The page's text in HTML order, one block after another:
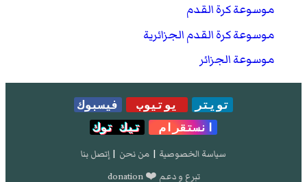
موسوعة كرة القدم
موسوعة كرة القدم الجزائرية
موسوعة الجزائر
تويتر يوتيوب
فيسبوك
انستقرام
تيك توك
سياسة الخصوصية | من نحن | إتصل بنا
تبرع و دعم ❤️ donation